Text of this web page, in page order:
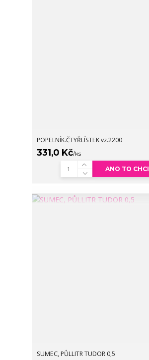
POPELNÍK.ČTYŘLÍSTEK vz.2200
331,0 Kč/ks
ANO TO CHCI
SUMEC, PŮLLITR TUDOR 0,5